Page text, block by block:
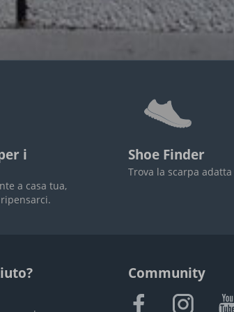
i
a casa tua,
Shoe Finder
Trova la scarpa adatta
Community